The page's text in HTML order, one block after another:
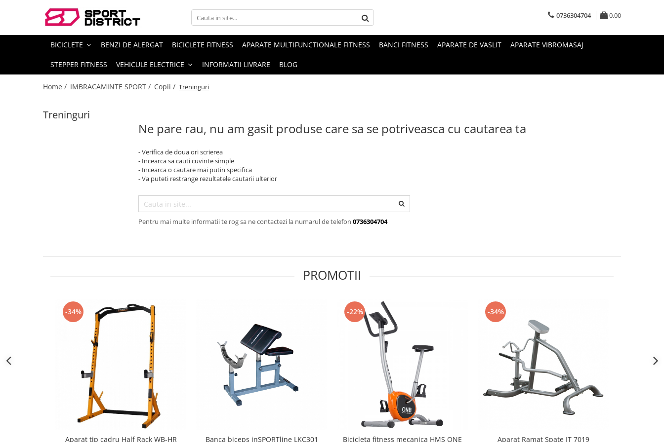
Biciclete de oras
Biciclete copii
Biciclete pliabile
Longboard electric
Skateboard electric
Triciclete electrice
0736304704 0,00
BICICLETE BENZI DE ALERGAT BICICLETE FITNESS APARATE MULTIFUNCTIONALE FITNESS BANCI FITNESS APARATE DE VASLIT APARATE VIBROMASAJ
STEPPER FITNESS VEHICULE ELECTRICE INFORMATII LIVRARE BLOG
Home / IMBRACAMINTE SPORT / Copii / Treninguri
Treninguri
Ne pare rau, nu am gasit produse care sa se potriveasca cu cautarea ta
- Verifica de doua ori scrierea
- Incearca sa cauti cuvinte simple
- Incearca o cautare mai putin specifica
- Va puteti restrange rezultatele cautarii ulterior
Pentru mai multe informatii te rog sa ne contactezi la numarul de telefon 0736304704
PROMOTII
-34%
Aparat tip cadru Half Rack WB-HR Banca biceps inSPORTline LKC301
-22%
Bicicleta fitness mecanica HMS ONE
-34%
Aparat Ramat Spate IT 7019